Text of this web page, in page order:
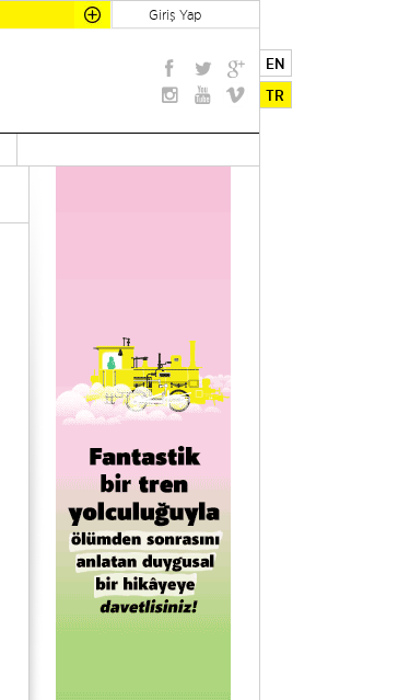
Giriş Yap
EN
TR